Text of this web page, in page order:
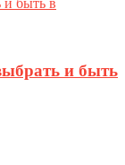
и быть